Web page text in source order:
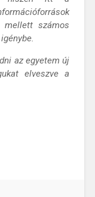
számos
az egyetem új
elveszve a